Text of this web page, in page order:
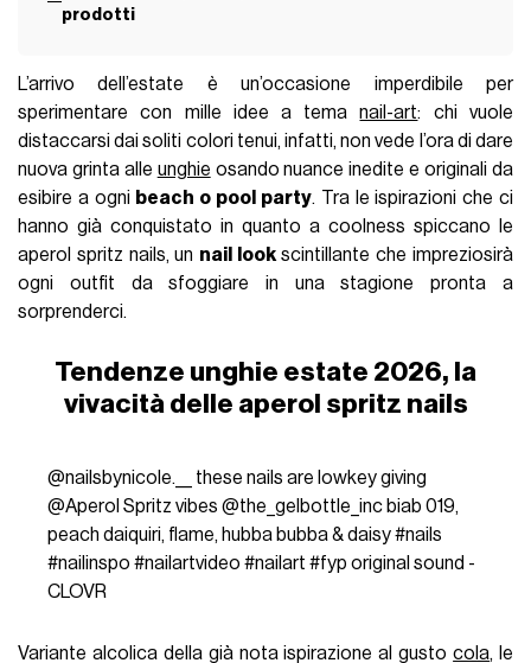
prodotti
L’arrivo dell’estate è un’occasione imperdibile per
sperimentare con mille idee a temanail-art: chi vuole
distaccarsi dai soliti colori tenui, infatti, non vede l’ora di dare
nuova grinta alle unghie osando nuance inedite e originali da
esibire a ogni beach o pool party. Tra le ispirazioni che ci
hanno già conquistato in quanto a coolness spiccano le
aperol spritz nails, un nail lookscintillante che impreziosirà
ogni outfit da sfoggiare in una stagione pronta a
sorprenderci.
Tendenze unghie estate 2026, la
vivacità delle aperol spritz nails
@nailsbynicole.__
these nails are lowkey giving
@Aperol Spritz vibes @the_gelbottle_inc biab 019,
peach daiquiri, flame, hubba bubba & daisy#nails
#nailinspo #nailartvideo #nailart #fyp original sound -
CLOVR
Variante alcolica della già nota ispirazione al gustocola, le